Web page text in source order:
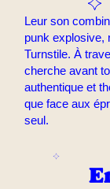
Leur son
punk explosive,
Turnstile. À
cherche avant
authentique et
que face aux
seul.